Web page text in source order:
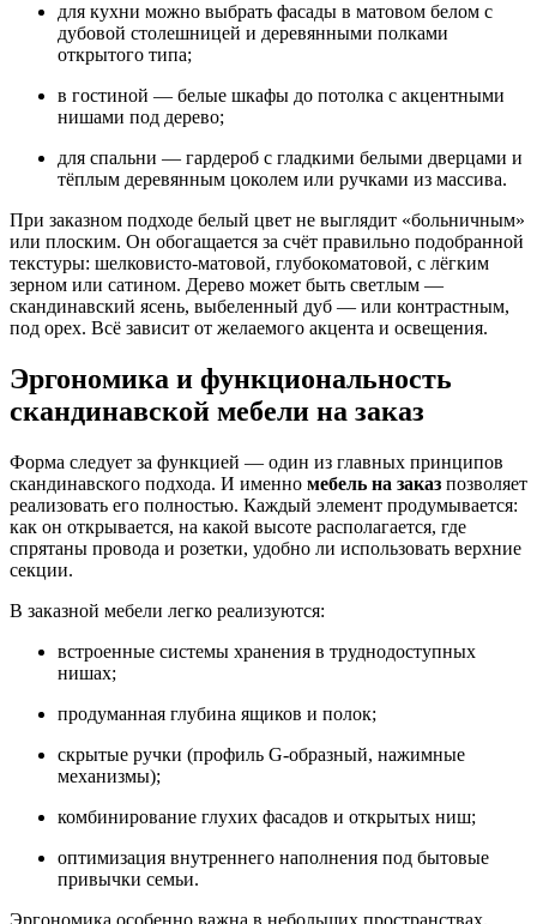
для кухни можно выбрать фасады в матовом белом с
дубовой столешницей и деревянными полками
открытого типа;
в гостиной — белые шкафы до потолка с акцентными
нишами под дерево;
для спальни — гардероб с гладкими белыми дверцами и
тёплым деревянным цоколем или ручками из массива.
При заказном подходе белый цвет не выглядит «больничным»
или плоским. Он обогащается за счёт правильно подобранной
текстуры: шелковисто-матовой, глубокоматовой, с лёгким
зерном или сатином. Дерево может быть светлым —
скандинавский ясень, выбеленный дуб — или контрастным,
под орех. Всё зависит от желаемого акцента и освещения.
Эргономика и функциональность
скандинавской мебели на заказ
Форма следует за функцией — один из главных принципов
скандинавского подхода. И именно мебель на заказ позволяет
реализовать его полностью. Каждый элемент продумывается:
как он открывается, на какой высоте располагается, где
спрятаны провода и розетки, удобно ли использовать верхние
секции.
В заказной мебели легко реализуются:
встроенные системы хранения в труднодоступных
нишах;
продуманная глубина ящиков и полок;
скрытые ручки (профиль G-образный, нажимные
механизмы);
комбинирование глухих фасадов и открытых ниш;
оптимизация внутреннего наполнения под бытовые
привычки семьи.